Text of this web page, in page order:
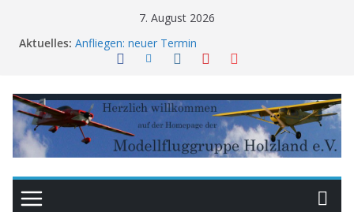
7. August 2026
Aktuelles: Anfliegen: neuer Termin
Am Wahltag kein Hallenfliegen
2026
Flugfest MFSV Sippersfeld Sept. 2026
Monatssitzung vorverlegt